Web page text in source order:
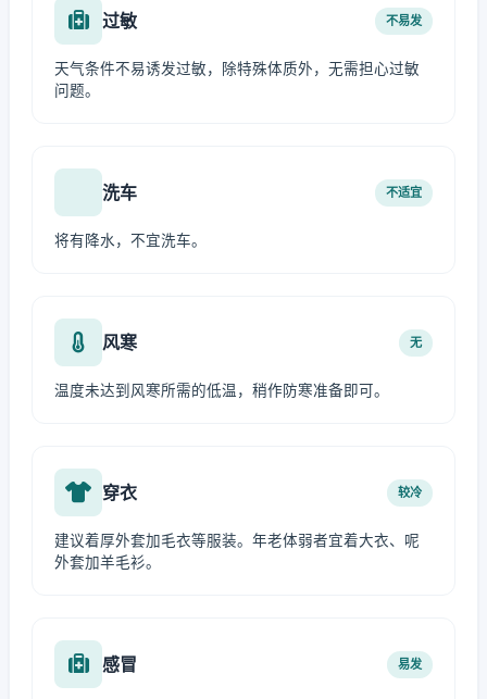
过敏 不易发
天气条件不易诱发过敏，除特殊体质外，无需担心过敏
问题。
洗车 不适宜
将有降水，不宜洗车。
风寒 无
温度未达到风寒所需的低温，稍作防寒准备即可。
穿衣 较冷
建议着厚外套加毛衣等服装。年老体弱者宜着大衣、呢
外套加羊毛衫。
感冒 易发